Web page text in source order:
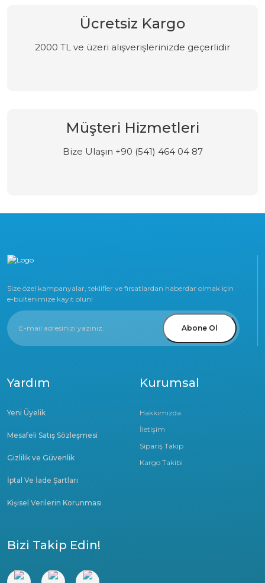
Ücretsiz Kargo
2000 TL ve üzeri alışverişlerinizde geçerlidir
Müşteri Hizmetleri
Bize Ulaşın +90 (541) 464 04 87
Size özel kampanyalar, teklifler ve fırsatlardan haberdar olmak için
e-bültenimize kayıt olun!
Abone Ol
Kurumsal
Hakkımızda
İletişim
Sipariş Takip
Kargo Takibi
Yardım
Yeni Üyelik
Mesafeli Satış Sözleşmesi
Gizlilik ve Güvenlik
İptal Ve İade Şartları
Kişisel Verilerin Korunması
Bizi Takip Edin!